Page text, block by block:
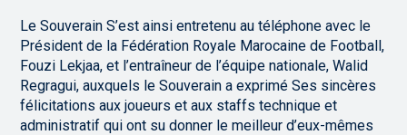
Le Souverain S’est ainsi entretenu au téléphone avec le
Président de la Fédération Royale Marocaine de Football,
Fouzi Lekjaa, et l’entraîneur de l’équipe nationale, Walid
Regragui, auxquels le Souverain a exprimé Ses sincères
félicitations aux joueurs et aux staffs technique et
administratif qui ont su donner le meilleur d’eux-mêmes